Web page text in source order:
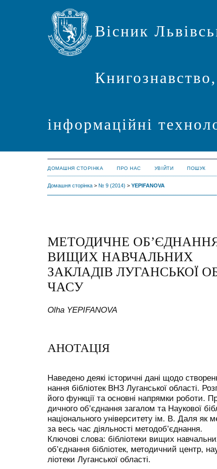
Вісник
інформаційні
ДОМАШНЯ СТОРІНКА ПРО НАС УВІЙТИ ПОШУК
Домашня сторінка > № 9 (2014) > YEPIFANOVA
МЕТОДИЧНЕ ОБ’ЄДНАННЯ
ВИЩИХ НАВЧАЛЬНИХ
ЗАКЛАДІВ ЛУГАНСЬКОЇ
ЧАСУ
Olha YEPIFANOVA
АНОТАЦІЯ
Наведено деякі історичні дані щодо
нання бібліотек ВНЗ Луганської області.
його функції та основні напрямки роботи.
дичного об’єднання загалом та Наукової
національного університету ім. В. Даля як
за весь час діяльності методоб’єднання.
Ключові слова: бібліотеки вищих
об’єднання бібліотек, методичний центр,
ліотеки Луганської області.